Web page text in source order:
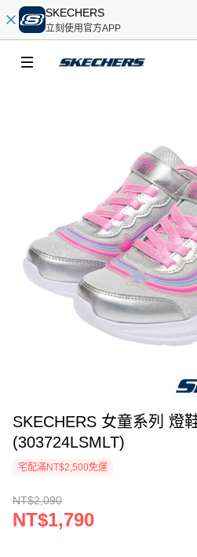
SKECHERS
立刻使用官方APP
SKECHERS 女童系列 燈
(303724LSMLT)
宅配滿NT$2,500免運
NT$2,090
NT$1,790